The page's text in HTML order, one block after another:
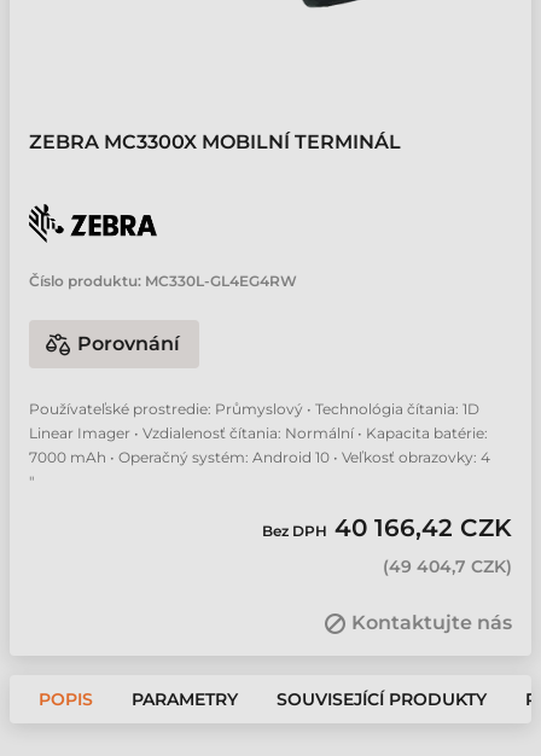
ZEBRA MC3300X MOBILNÍ TERMINÁL
Číslo produktu: MC330L-GL4EG4RW
Porovnání
Používateľské prostredie: Průmyslový • Technológia čítania: 1D
Linear Imager • Vzdialenosť čítania: Normální • Kapacita batérie:
7000 mAh • Operačný systém: Android 10 • Veľkosť obrazovky: 4
"
Bez DPH 40 166,42 CZK
(49 404,7 CZK)
Kontaktujte nás
POPIS PARAMETRY SOUVISEJÍCÍ PRODUKTY